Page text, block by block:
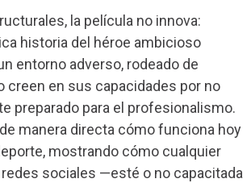
la película no innova:
historia del héroe ambicioso
entorno adverso, rodeado de
creen en sus capacidades por no
preparado para el profesionalismo.
manera directa cómo funciona hoy
mostrando cómo cualquier
sociales —esté o no capacitada